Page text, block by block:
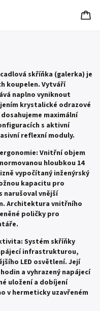
skříňka (galerka) je
koupelen. Vytváří
naplno vyniknout
krystalické odrazové
maximální
s aktivní
reflexní moduly.
Vnitřní objem
hloubkou 14
vypočítaný inženýrský
kapacitu pro
narušoval vnější
Architektura vnitřního
poličky pro
Systém skříňky
infrastrukturou,
LED osvětlení. Její
a vyhrazený napájecí
uložení a dobíjení
v hermeticky uzavřeném